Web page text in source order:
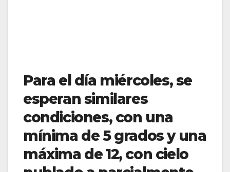
Para el día miércoles, se
esperan similares
condiciones, con una
mínima de 5 grados y una
máxima de 12, con cielo